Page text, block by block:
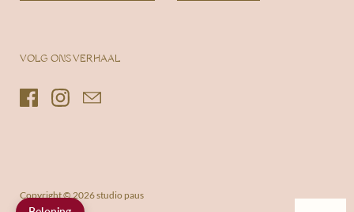
VOLG ONS VERHAAL
FacebookInstagramEmail
Copyright © 2026studio paus